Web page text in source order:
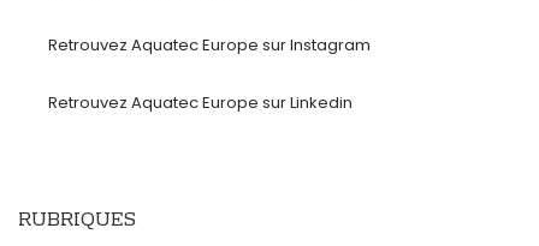
Retrouvez Aquatec Europe sur Instagram
Retrouvez Aquatec Europe sur Linkedin
RUBRIQUES